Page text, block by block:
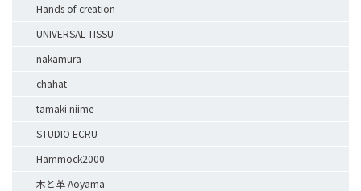
Hands of creation
UNIVERSAL TISSU
nakamura
chahat
tamaki niime
STUDIO ECRU
Hammock2000
木と革 Aoyama